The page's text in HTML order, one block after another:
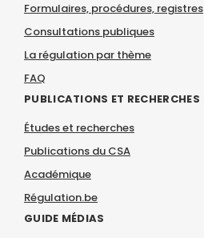
Formulaires, procédures, registres
Consultations publiques
La régulation par thème
FAQ
PUBLICATIONS ET RECHERCHES
Études et recherches
Publications du CSA
Académique
Régulation.be
GUIDE MÉDIAS